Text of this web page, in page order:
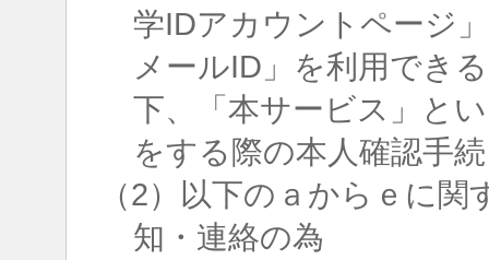
学IDアカウントページ
メールID」を利用でき
下、「本サービス」と
をする際の本人確認手
（2）以下のａからｅに
知・連絡の為